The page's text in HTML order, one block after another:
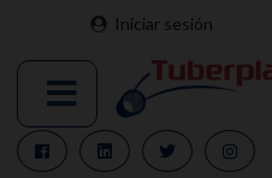
Iniciar sesión